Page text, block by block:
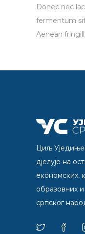
Donec nec
fermentum
Aenean
Циљ
дјелује на
економских,
образовних
српског